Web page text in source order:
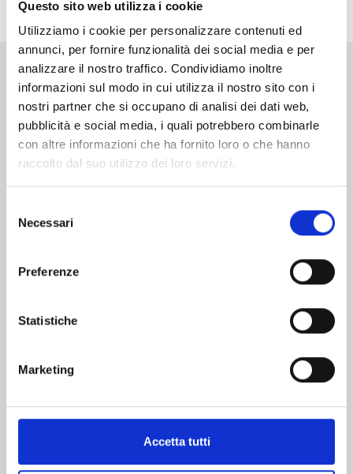
Questo sito web utilizza i cookie
Utilizziamo i cookie per personalizzare contenuti ed
annunci, per fornire funzionalità dei social media e per
analizzare il nostro traffico. Condividiamo inoltre
informazioni sul modo in cui utilizza il nostro sito con i
nostri partner che si occupano di analisi dei dati web,
pubblicità e social media, i quali potrebbero combinarle
con altre informazioni che ha fornito loro o che hanno
raccolto dal suo utilizzo dei loro servizi.
delNecessari
Preferenze
Statistiche
Marketing
Accetta tutti
Altri volumi della serie
11/11/2025